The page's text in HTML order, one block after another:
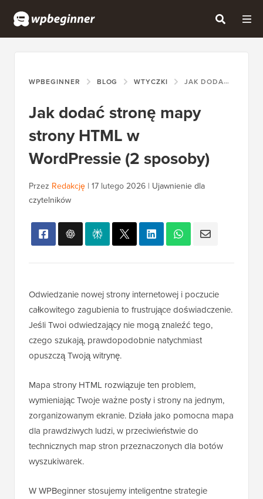
WPBEGINNER BLOG WTYCZKI JAK DODAĆ STRONĘ MAPY STRONY HTML W WORDPRESSIE (2 SPOSOBY)
Jak dodać stronę mapy
strony HTML w
WordPressie (2 sposoby)
Przez Redakcję | 17 lutego 2026 | Ujawnienie dla
czytelników
Odwiedzanie nowej strony internetowej i poczucie
całkowitego zagubienia to frustrujące doświadczenie.
Jeśli Twoi odwiedzający nie mogą znaleźć tego,
czego szukają, prawdopodobnie natychmiast
opuszczą Twoją witrynę.
Mapa strony HTML rozwiązuje ten problem,
wymieniając Twoje ważne posty i strony na jednym,
zorganizowanym ekranie. Działa jako pomocna mapa
dla prawdziwych ludzi, w przeciwieństwie do
technicznych map stron przeznaczonych dla botów
wyszukiwarek.
W WPBeginner stosujemy inteligentne strategie